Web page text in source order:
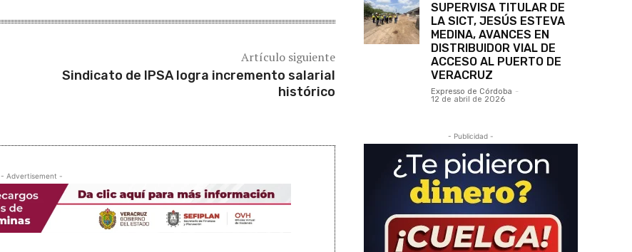
Artículo siguiente
Sindicato de IPSA logra incremento salarial
histórico
- Advertisement -
SUPERVISA TITULAR DE
LA SICT, JESÚS ESTEVA
MEDINA, AVANCES EN
DISTRIBUIDOR VIAL DE
ACCESO AL PUERTO DE
VERACRUZ
Expresso de Córdoba -
12 de abril de 2026
- Publicidad -